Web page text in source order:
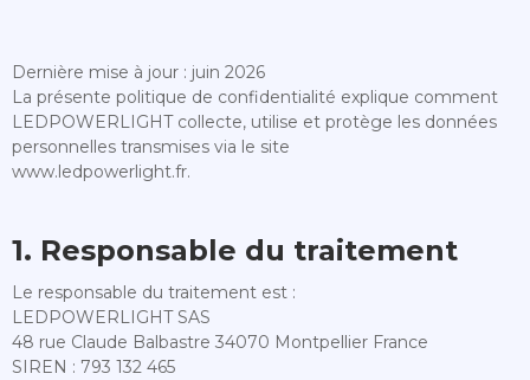
Dernière mise à jour : juin 2026
La présente politique de confidentialité explique comment
LEDPOWERLIGHT collecte, utilise et protège les données
personnelles transmises via le site
www.ledpowerlight.fr.
1. Responsable du traitement
Le responsable du traitement est :
LEDPOWERLIGHT SAS
48 rue Claude Balbastre 34070 Montpellier France
SIREN : 793 132 465